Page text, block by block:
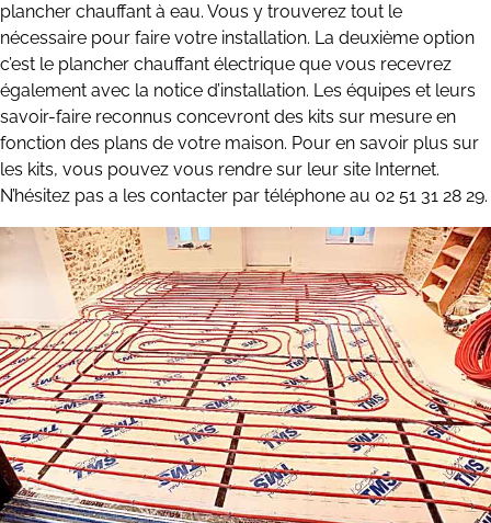
plancher chauffant à eau. Vous y trouverez tout le
nécessaire pour faire votre installation. La deuxième option
c’est le plancher chauffant électrique que vous recevrez
également avec la notice d’installation. Les équipes et leurs
savoir-faire reconnus concevront des kits sur mesure en
fonction des plans de votre maison. Pour en savoir plus sur
les kits, vous pouvez vous rendre sur leur site Internet.
N’hésitez pas a les contacter par téléphone au 02 51 31 28 29.